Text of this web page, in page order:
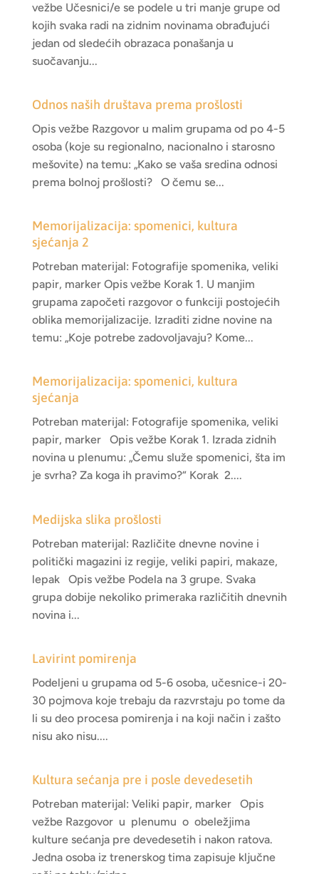
vežbe Učesnici/e se podele u tri manje grupe od
kojih svaka radi na zidnim novinama obrađujući
jedan od sledećih obrazaca ponašanja u
suočavanju...
Odnos naših društava prema prošlosti
Opis vežbe Razgovor u malim grupama od po 4-5
osoba (koje su regionalno, nacionalno i starosno
mešovite) na temu: „Kako se vaša sredina odnosi
prema bolnoj prošlosti? O čemu se...
Memorijalizacija: spomenici, kultura
sjećanja 2
Potreban materijal: Fotografije spomenika, veliki
papir, marker Opis vežbe Korak 1. U manjim
grupama započeti razgovor o funkciji postojećih
oblika memorijalizacije. Izraditi zidne novine na
temu: „Koje potrebe zadovoljavaju? Kome...
Memorijalizacija: spomenici, kultura
sjećanja
Potreban materijal: Fotografije spomenika, veliki
papir, marker Opis vežbe Korak 1. Izrada zidnih
novina u plenumu: „Čemu služe spomenici, šta im
je svrha? Za koga ih pravimo?“ Korak 2....
Medijska slika prošlosti
Potreban materijal: Različite dnevne novine i
politički magazini iz regije, veliki papiri, makaze,
lepak Opis vežbe Podela na 3 grupe. Svaka
grupa dobije nekoliko primeraka različitih dnevnih
novina i...
Lavirint pomirenja
Podeljeni u grupama od 5-6 osoba, učesnice-i 20-
30 pojmova koje trebaju da razvrstaju po tome da
li su deo procesa pomirenja i na koji način i zašto
nisu ako nisu....
Kultura sećanja pre i posle devedesetih
Potreban materijal: Veliki papir, marker Opis
vežbe Razgovor u plenumu o obeležjima
kulture sećanja pre devedesetih i nakon ratova.
Jedna osoba iz trenerskog tima zapisuje ključne